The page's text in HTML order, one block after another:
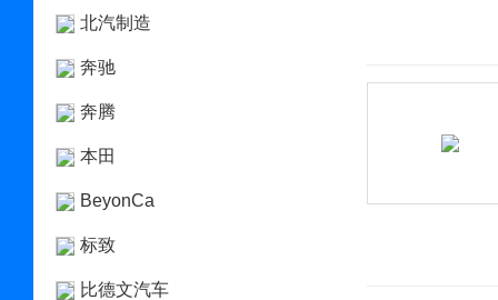
北汽制造
奔驰
奔腾
本田
BeyonCa
标致
比德文汽车